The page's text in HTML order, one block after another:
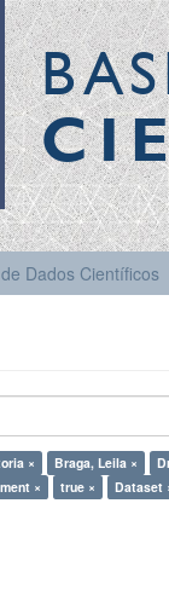
Dados Científicos
× Braga, Leila ×
×
true × Dataset